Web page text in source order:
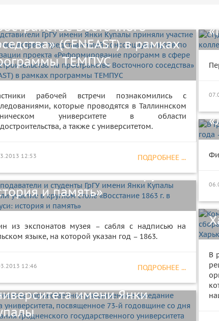
Восточного
(CENEAST) в рамках
ТЕМПУС
рабочей встречи познакомились с
которые проводятся в Таллиннском
университете в области
а также с университетом.
ПОДРОБНЕЕ ...
12:53
и студенты ГрГУ
в круглом столе
1863 г. в Беларуси:
и память»
из экспонатов музея – сабля с надписью на
языке, на которой указан год – 1863.
ПОДРОБНЕЕ ...
12:46
В
торжественное
заседание Совета
посвященное 73-
со дня основания
имени Янки